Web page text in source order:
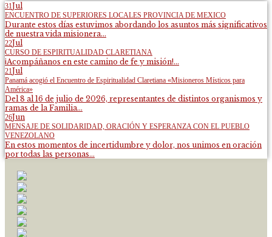
31Jul
ENCUENTRO DE SUPERIORES LOCALES PROVINCIA DE MEXICO
Durante estos días estuvimos abordando los asuntos más significativos
de nuestra vida misionera...
22Jul
CURSO DE ESPIRITUALIDAD CLARETIANA
¡Acompáñanos en este camino de fe y misión!...
21Jul
Panamá acogió el Encuentro de Espiritualidad Claretiana «Misioneros Místicos para
América»
Del 8 al 16 de julio de 2026, representantes de distintos organismos y
ramas de la Familia...
26Jun
MENSAJE DE SOLIDARIDAD, ORACIÓN Y ESPERANZA CON EL PUEBLO
VENEZOLANO
En estos momentos de incertidumbre y dolor, nos unimos en oración
por todas las personas...